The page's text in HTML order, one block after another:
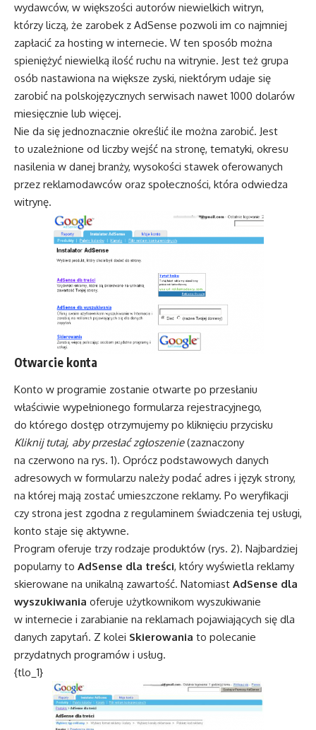
wydawców, w większości autorów niewielkich witryn,
którzy liczą, że zarobek z AdSense pozwoli im co najmniej
zapłacić za hosting w internecie. W ten sposób można
spieniężyć niewielką ilość ruchu na witrynie. Jest też grupa
osób nastawiona na większe zyski, niektórym udaje się
zarobić na polskojęzycznych serwisach nawet 1000 dolarów
miesięcznie lub więcej.
Nie da się jednoznacznie określić ile można zarobić. Jest
to uzależnione od liczby wejść na stronę, tematyki, okresu
nasilenia w danej branży, wysokości stawek oferowanych
przez reklamodawców oraz społeczności, która odwiedza
witrynę.
Otwarcie konta
Konto w programie zostanie otwarte po przesłaniu
właściwie wypełnionego formularza rejestracyjnego,
do którego dostęp otrzymujemy po kliknięciu przycisku
Kliknij tutaj, aby przesłać zgłoszenie(zaznaczony
na czerwono na rys. 1). Oprócz podstawowych danych
adresowych w formularzu należy podać adres i język strony,
na której mają zostać umieszczone reklamy. Po weryfikacji
czy strona jest zgodna z regulaminem świadczenia tej usługi,
konto staje się aktywne.
Program oferuje trzy rodzaje produktów (rys. 2). Najbardziej
popularny to AdSense dla treści, który wyświetla reklamy
skierowane na unikalną zawartość. Natomiast AdSense dla
wyszukiwania oferuje użytkownikom wyszukiwanie
w internecie i zarabianie na reklamach pojawiających się dla
danych zapytań. Z kolei Skierowania to polecanie
przydatnych programów i usług.
{tlo_1}